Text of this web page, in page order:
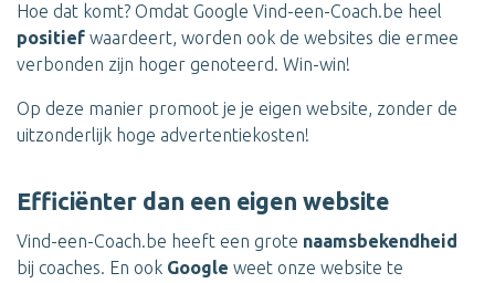
Hoe dat komt? Omdat Google Vind-een-Coach.be heel
positief waardeert, worden ook de websites die ermee
verbonden zijn hoger genoteerd. Win-win!
Op deze manier promoot je je eigen website, zonder de
uitzonderlijk hoge advertentiekosten!
Efficiënter dan een eigen website
Vind-een-Coach.be heeft een grote naamsbekendheid
bij coaches. En ook Google weet onze website te